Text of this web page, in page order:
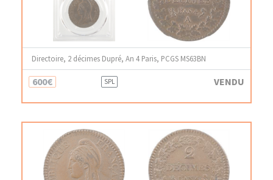
Directoire, 2 décimes Dupré, An 4 Paris, PCGS MS63BN
600€ SPL VENDU